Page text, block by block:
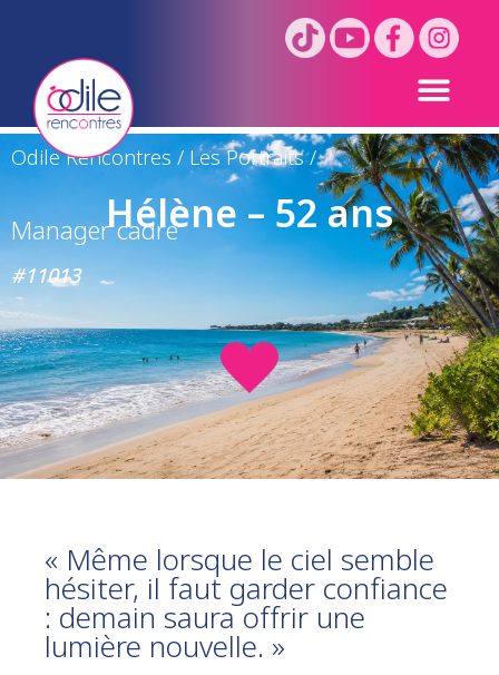
Odile Rencontres/Les Portraits/
Hélène – 52 ans
Manager cadre
#11013
« Même lorsque le ciel semble
hésiter, il faut garder confiance
: demain saura offrir une
lumière nouvelle. »